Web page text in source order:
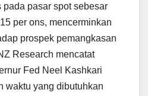
pada pasar spot sebesar
per ons, mencerminkan
prospek pemangkasan
Research mencatat
Fed Neel Kashkari
waktu yang dibutuhkan